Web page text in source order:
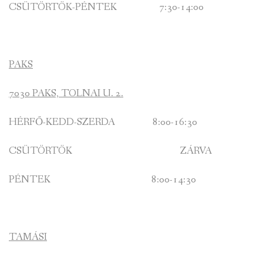
CSÜTÖRTÖK-PÉNTEK 7:30-14:00
PAKS
7030 PAKS, TOLNAI U. 2.
HÉRFŐ-KEDD-SZERDA 8:00-16:30
CSÜTÖRTÖK ZÁRVA
PÉNTEK 8:00-14:30
TAMÁSI